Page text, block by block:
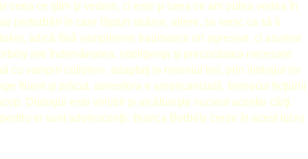
ceea ce ştim şi vedem, ci este şi ceea ce am putea vedea în
perturbări în care făpturi străine, altere, se ivesc ca să îi
adică fără vampirisme traumatice ori agresive, ci asumat
are îndemânarea, inteligenţa şi precocitatea necesare
cu vampiri cotidieni, adaptaţi la mileniul trei, prin limbajul lor
fluent şi plăcut, atmosfera e americanizată, farmecul ficţiunii
Dialogul este volubil şi alcătuieşte nucleul acestei cărţi.
ei sunt adolescenţii: Blanca Borbély crede în acest lucru